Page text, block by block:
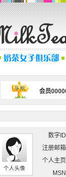
会员
个人头像
数字
注册邮
个人主